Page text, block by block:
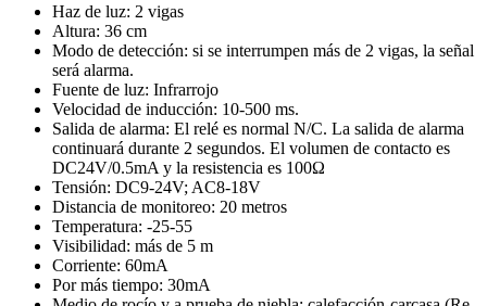
Haz de luz: 2 vigas
Altura: 36 cm
Modo de detección: si se interrumpen más de 2 vigas, la señal
será alarma.
Fuente de luz: Infrarrojo
Velocidad de inducción: 10-500 ms.
Salida de alarma: El relé es normal N/C. La salida de alarma
continuará durante 2 segundos. El volumen de contacto es
DC24V/0.5mA y la resistencia es 100Ω
Tensión: DC9-24V; AC8-18V
Distancia de monitoreo: 20 metros
Temperatura: -25-55
Visibilidad: más de 5 m
Corriente: 60mA
Por más tiempo: 30mA